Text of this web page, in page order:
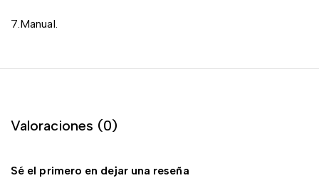
7.Manual.
Valoraciones (0)
Sé el primero en dejar una reseña